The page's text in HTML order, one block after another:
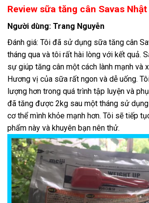
Review sữa tăng cân Savas Nhật
Người dùng: Trang Nguyễn
Đánh giá: Tôi đã sử dụng sữa tăng cân
tháng qua và tôi rất hài lòng với kết quả.
sự giúp tăng cân một cách lành mạnh và
Hương vị của sữa rất ngon và dễ uống.
lượng hơn trong quá trình tập luyện và
đã tăng được 2kg sau một tháng sử
cơ thể mình khỏe mạnh hơn. Tôi sẽ tiếp
phẩm này và khuyên bạn nên thử.